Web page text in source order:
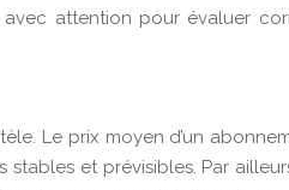
attention pour évaluer
Le prix moyen d’un
et prévisibles. Par